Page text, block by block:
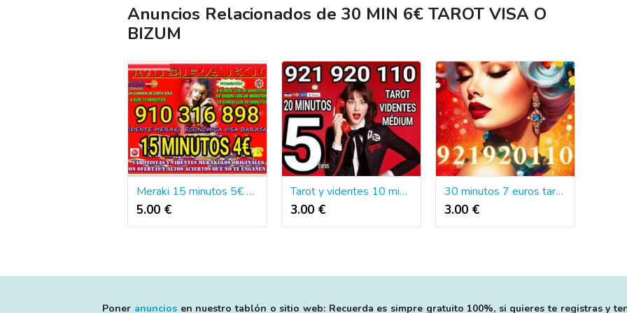
Anuncios Relacionados de 30 MIN 6€ TAROT VISA O
BIZUM
Meraki 15 minutos 5€ tarot y videncia
5.00 €
Tarot y videntes 10 minutos 3 euros oferta
3.00 €
30 minutos 7 euros tarot y videntes
3.00 €
Poner anuncios en nuestro tablón o sitio web: Recuerda es simpre gratuito 100%, si quieres te registras y